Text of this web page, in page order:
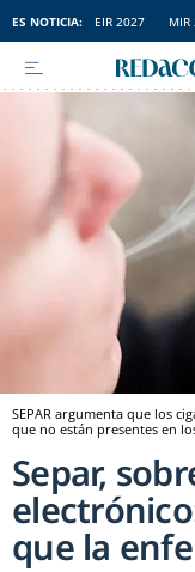
ES NOTICIA: EIR 2027 MIR
SEPAR argumenta que los
que no están presentes en
Separ,
que la